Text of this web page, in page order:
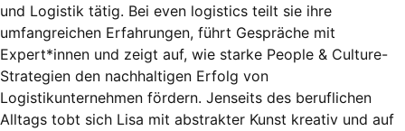
und Logistik tätig. Bei even logistics teilt sie ihre
umfangreichen Erfahrungen, führt Gespräche mit
Expert*innen und zeigt auf, wie starke People & Culture-
Strategien den nachhaltigen Erfolg von
Logistikunternehmen fördern. Jenseits des beruflichen
Alltags tobt sich Lisa mit abstrakter Kunst kreativ und auf